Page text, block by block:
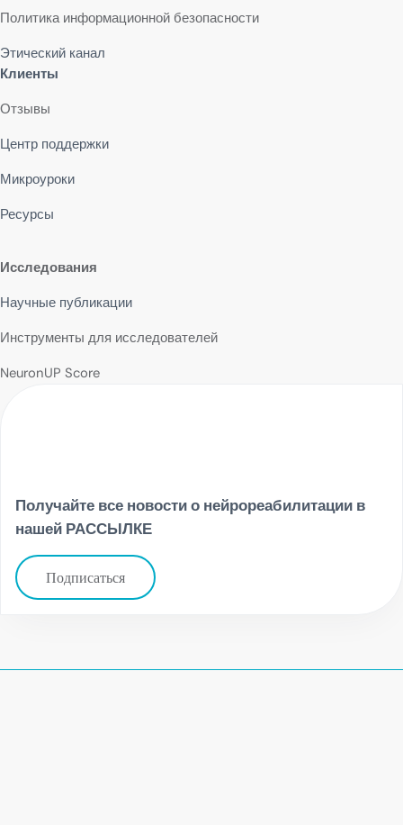
Политика информационной безопасности
Этический канал
Клиенты
Отзывы
Центр поддержки
Микроуроки
Ресурсы
Исследования
Научные публикации
Инструменты для исследователей
NeuronUP Score
Получайте все новости о нейрореабилитации в
нашей РАССЫЛКЕ
Подписаться